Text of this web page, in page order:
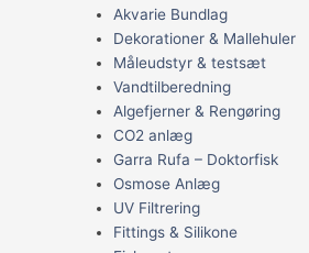
Akvarie Bundlag
Dekorationer & Mallehuler
Måleudstyr & testsæt
Vandtilberedning
Algefjerner & Rengøring
CO2 anlæg
Garra Rufa – Doktorfisk
Osmose Anlæg
UV Filtrering
Fittings & Silikone